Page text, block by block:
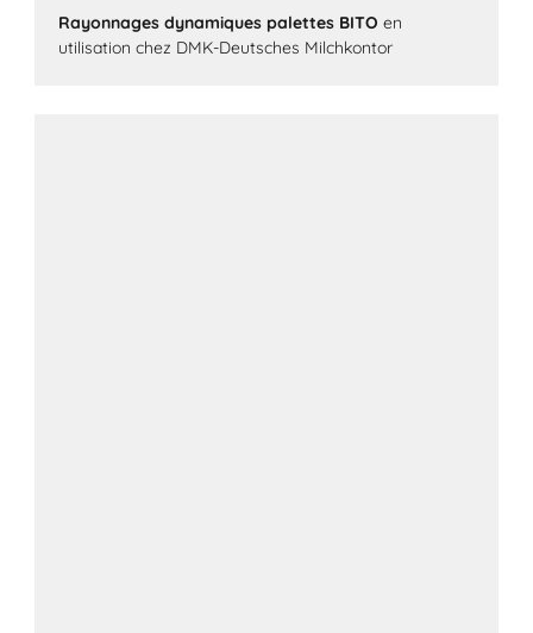
Rayonnages dynamiques palettes BITO en
utilisation chez DMK-Deutsches Milchkontor